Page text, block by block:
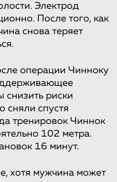
Электрод
После того, как
снова теряет
операции Чинноку
снизить риски
сняли спустя
тренировок Чиннок
102 метра.
16 минут.
хотя мужчина может